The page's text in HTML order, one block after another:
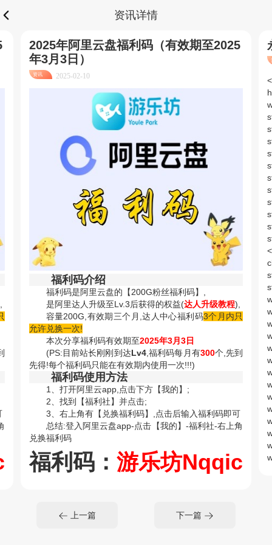
资讯详情
2025年阿里云盘福利码（有效期至2025
年3月3日）
资讯 2025-02-10
福利码介绍
福利码是阿里云盘的【200G粉丝福利码】,
是阿里达人升级至Lv.3后获得的权益(达人升级教程),
容量200G,有效期三个月,达人中心福利码3个月内只
允许兑换一次!
本次分享福利码有效期至2025年3月3日
(PS:目前站长刚刚到达Lv4,福利码每月有300个,先到
先得!每个福利码只能在有效期内使用一次!!!)
福利码使用方法
1、打开阿里云app,点击下方【我的】;
2、找到【福利社】并点击;
3、右上角有【兑换福利码】,点击后输入福利码即可
总结:登入阿里云盘app-点击【我的】-福利社-右上角
兑换福利码
福利码： 游乐坊Nqqic
<table cellpadding="0" cellspacing="0" width="3001" height="632" style="width: 768px;"><colgroup><col width="90" style="width:54.00pt;"/><col width="211"
上一篇 下一篇